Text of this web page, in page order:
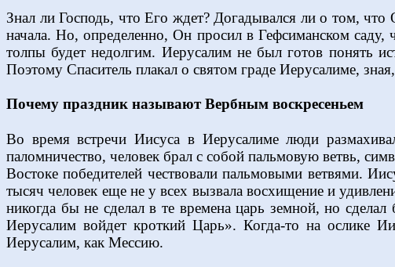
Знал ли Господь, что Его ждет? Догадывался ли о том, что
начала. Но, определенно, Он просил в Гефсиманском
толпы будет недолгим. Иерусалим не был готов понять
Поэтому Спаситель плакал о святом граде Иерусалиме,
Почему праздник называют Вербным воскресеньем
Во время встречи Иисуса в Иерусалиме люди
паломничество, человек брал с собой пальмовую ветвь,
Востоке победителей чествовали пальмовыми ветвями.
тысяч человек еще не у всех вызвала восхищение и
никогда бы не сделал в те времена царь земной, но
Иерусалим войдет кроткий Царь». Когда-то на ослике
Иерусалим, как Мессию.